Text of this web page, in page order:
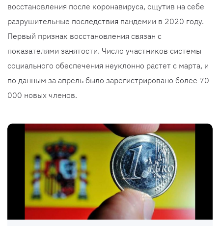
восстановления после коронавируса, ощутив на себе
разрушительные последствия пандемии в 2020 году.
Первый признак восстановления связан с
показателями занятости. Число участников системы
социального обеспечения неуклонно растет с марта, и
по данным за апрель было зарегистрировано более 70
000 новых членов.